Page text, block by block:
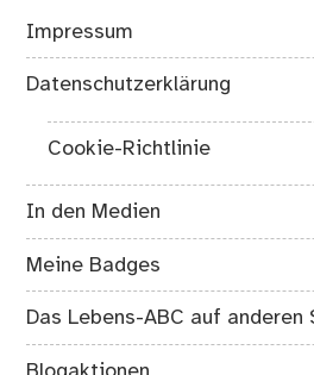
Impressum
Datenschutzerklärung
Cookie-Richtlinie
In den Medien
Meine Badges
Das Lebens-ABC auf anderen